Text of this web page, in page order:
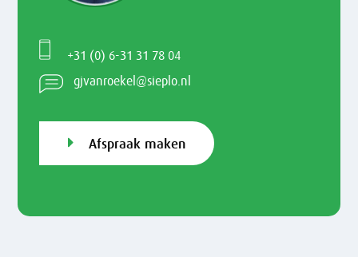
+31 (0) 6-31 31 78 04
gjvanroekel@sieplo.nl
Afspraak maken